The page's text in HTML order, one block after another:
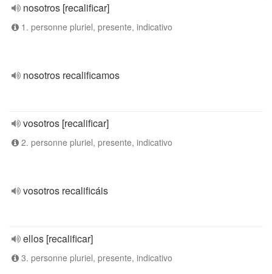
nosotros [recalificar]
1. personne pluriel, presente, indicativo
nosotros recalificamos
vosotros [recalificar]
2. personne pluriel, presente, indicativo
vosotros recalificáis
ellos [recalificar]
3. personne pluriel, presente, indicativo